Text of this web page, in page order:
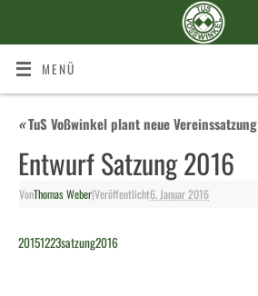
MENÜ
«TuS Voßwinkel plant neue Vereinssatzung
Entwurf Satzung 2016
VonThomas Weber|Veröffentlicht6. Januar 2016
20151223satzung2016